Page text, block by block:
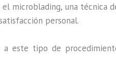
microblading, una técnica
personal.
a este tipo de